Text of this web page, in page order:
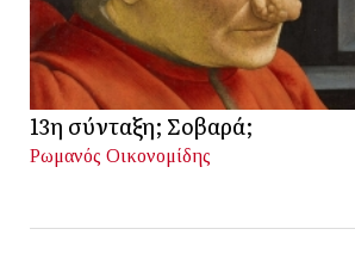
13η σύνταξη; Σοβαρά;
Ρωμανός Οικονομίδης